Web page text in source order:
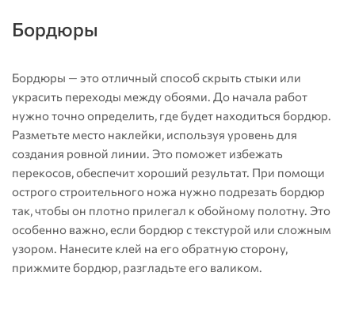
Бордюры
Бордюры — это отличный способ скрыть стыки или
украсить переходы между обоями. До начала работ
нужно точно определить, где будет находиться бордюр.
Разметьте место наклейки, используя уровень для
создания ровной линии. Это поможет избежать
перекосов, обеспечит хороший результат. При помощи
острого строительного ножа нужно подрезать бордюр
так, чтобы он плотно прилегал к обойному полотну. Это
особенно важно, если бордюр с текстурой или сложным
узором. Нанесите клей на его обратную сторону,
прижмите бордюр, разгладьте его валиком.